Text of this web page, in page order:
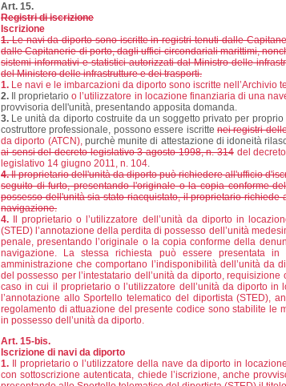
Art. 15.
Registri di iscrizione
Iscrizione
1.Le navi da diporto sono iscritte in registri tenuti dalle
dalle Capitanerie di porto, dagli uffici circondariali marittimi,
sistemi informativi e statistici autorizzati dal Ministro delle
del Ministero delle infrastrutture e dei trasporti.
1. Le navi e le imbarcazioni da diporto sono iscritte nell’Archivio
2.
Il proprietarioo l’utilizzatore in locazione finanziaria di una
provvisoria dell'unità, presentando apposita domanda.
3. Le unità da diporto costruite da un soggetto privato per
costruttore professionale, possono essere iscritte nei registri
da diporto (ATCN),purchè munite di attestazione di idoneità
ai sensi del decreto legislativo 3 agosto 1998, n. 314 del
legislativo 14 giugno 2011, n. 104.
4.Il proprietario dell'unità da diporto può richiedere all'ufficio
seguito di furto, presentando l'originale o la copia conforme
possesso dell'unità sia stato riacquistato, il proprietario
navigazione.
4. Il proprietario o l’utilizzatore dell’unità da diporto in
(STED) l’annotazione della perdita di possesso dell’unità
penale, presentando l’originale o la copia conforme della
navigazione. La stessa richiesta può essere presentata
amministrazione che comportano l’indisponibilità dell’unità
del possesso per l’intestatario dell’unità da diporto,
caso in cui il proprietario o l’utilizzatore dell’unità da diporto
l’annotazione allo Sportello telematico del diportista (STED),
regolamento di attuazione del presente codice sono stabilite le
in possesso dell’unità da diporto.
Art. 15-bis.
Iscrizione di navi da diporto
1. Il proprietario o l’utilizzatore della nave da diporto in
con sottoscrizione autenticata, chiede l’iscrizione, anche